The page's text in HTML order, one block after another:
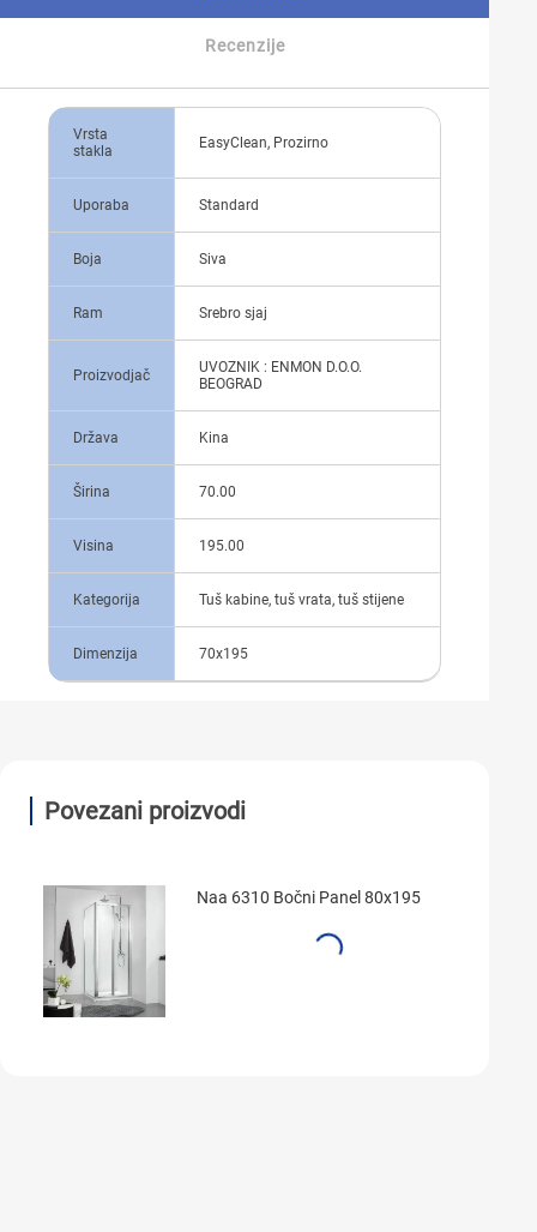
Recenzije
Vrsta
stakla
EasyClean, Prozirno
Uporaba Standard
Boja Siva
Ram Srebro sjaj
Proizvodjač
UVOZNIK : ENMON D.O.O.
BEOGRAD
Država Kina
Širina 70.00
Visina 195.00
Kategorija Tuš kabine, tuš vrata, tuš stijene
Dimenzija 70x195
Povezani proizvodi
Naa 6310 Bočni Panel 80x195